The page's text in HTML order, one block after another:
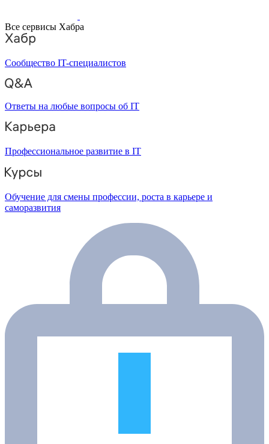
Все сервисы Хабра
Сообщество IT-специалистов
Ответы на любые вопросы об IT
Профессиональное развитие в IT
Обучение для смены профессии, роста в карьере и
саморазвития